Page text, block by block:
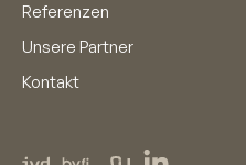
Referenzen
Unsere Partner
Kontakt